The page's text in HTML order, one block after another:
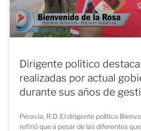
Dirigente político
realizadas por actual
durante sus años de
Peravia, R.D. El dirigente político
refirió que a pesar de las diferentes